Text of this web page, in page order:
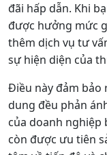
đãi hấp dẫn. Khi
được hưởng mức
thêm dịch vụ tư
sự hiện diện của
Điều này đảm bảo
dung đều phản
của doanh nghiệp
còn được ưu tiên